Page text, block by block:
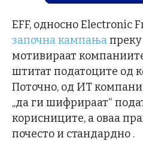
EFF, односно Electronic
започна кампањапреку
мотивираат
штитат податоците од
Поточно, од ИТ
„да ги шифрираат“
корисниците, а оваа
почесто и стандардно .